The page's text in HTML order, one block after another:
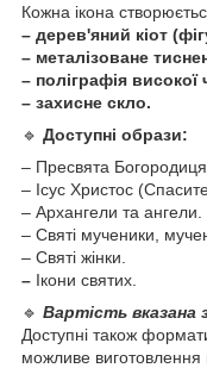
Кожна ікона
– дерев'яний кіот
– металізоване
– поліграфія високої
– захисне скло.
🔹 Доступні образи:
– Пресвята Богородиця.
– Ісус Христос
– Архангели та ангели.
– Святі мученики,
– Святі жінки.
– Ікони святих.
🔹 Вартість вказана
Доступні також
можливе виготовлення